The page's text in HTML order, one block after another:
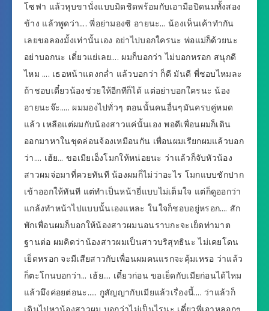
โซฟา แล้วหุบขานั่งแบบมิดชิดพร้อมกับเอามือปิดนมทั้งสอง
ข้าง แล้วพูดว่า…. พี่อย่ามองซิ อายนะ… น้องเห็นเค้าทำกัน
เลยขอลองมั้งเท่านั้นเอง อย่าไปบอกใครนะ พ่อแม่ก็ด้วยนะ
อย่าบอกนะ เดี๋ยวแย่เลย…. ผมก็บอกว่า ไม่บอกหรอก สนุกดี
ไหม …. เธอหน้าแดงกล่ำ แล้วบอกว่า ก็ดี มันดี พี่ชอบไหมละ
ถ้าชอบเดี๋ยวน้องช่วยให้อีกทีก็ได้ แต่อย่าบอกใครนะ น้อง
อายนะจ๊ะ….. ผมมองไปทั่วๆ ตอนนั้นคนอื่นๆมันครบคู่หมด
แล้ว เหลือแต่ผมกับน้องสาวแค่นั้นเอง พอดีเพื่อนผมก็เดิน
ออกมาหาในชุดล่อนจ้องเหมือนกัน เพื่อนผมเรียกผมแล้วบอก
ว่า…. เฮ้ย… ขอเมียเอ็งโมกให้หน่อยนะ ว่าแล้วก็จับหัวน้อง
สาวผมจ่อมาที่ควยทันที น้องผมก็ไม่ว่าอะไร โมกแบบชักปาก
เข้าออกให้ทันที แต่ทำเป็นหน้ายี่แบบไม่เต็มใจ แต่ก็ดูออกว่า
แกล้งทำหน้าไปแบบนั้นเองแหละ ในใจก็ชอบอยู่หรอก…. สัก
พักเพื่อนผมก็บอกให้น้องสาวผมนอนราบกะจะเย็ดท่ามาต
ฐานต่อ ผมคิดว่าน้องสาวผมเป็นสาวบริสุทธินะ ไม่เคยโดน
เย็ดหรอก จะมีเสียสาวกับเพื่อนผมคนแรกจะคุ้มเหรอ ว่าแล้ว
ก็ตะโกนบอกว่า… เฮ้ย…. เดี๋ยวก่อน ขอเย็ดกับเมียก่อนได้ไหม
แล้วมึงค่อยต่อนะ….. กูสัญญากับเมียแล้วเรื่องนี้…. ว่าแล้วก็